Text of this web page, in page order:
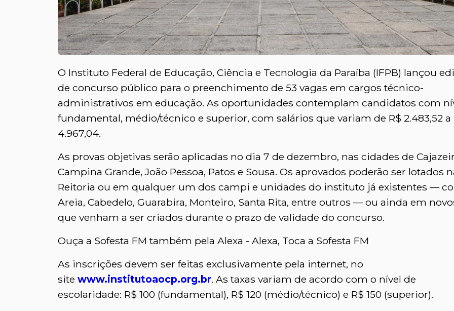
O Instituto Federal de Educação, Ciência e Tecnologia da Paraíba (IFPB) lançou
de concurso público para o preenchimento de 53 vagas em cargos técnico-
administrativos em educação. As oportunidades contemplam candidatos com
fundamental, médio/técnico e superior, com salários que variam de R$ 2.483,52 a
4.967,04.
As provas objetivas serão aplicadas no dia 7 de dezembro, nas cidades de
Campina Grande, João Pessoa, Patos e Sousa. Os aprovados poderão ser lotados
Reitoria ou em qualquer um dos campi e unidades do instituto já existentes —
Areia, Cabedelo, Guarabira, Monteiro, Santa Rita, entre outros — ou ainda em
que venham a ser criados durante o prazo de validade do concurso.
Ouça a Sofesta FM também pela Alexa - Alexa, Toca a Sofesta FM
As inscrições devem ser feitas exclusivamente pela internet, no
site www.institutoaocp.org.br. As taxas variam de acordo com o nível de
escolaridade: R$ 100 (fundamental), R$ 120 (médio/técnico) e R$ 150 (superior).